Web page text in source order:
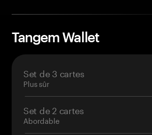
Tangem Wallet
Set de 3 cartes
Plus sûr
Set de 2 cartes
Abordable